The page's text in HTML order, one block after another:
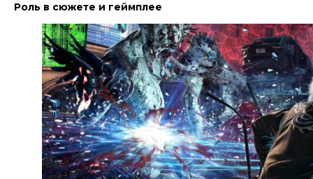
Роль в сюжете и геймплее